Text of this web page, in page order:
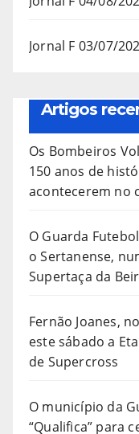
Jornal F 03/07/
Artigos
Os Bombeiros
150 anos de
acontecerem no
O Guarda
o Sertanense,
Supertaça da
Fernão Joanes,
este sábado a
de Supercross
O município da
“Qualifica” para